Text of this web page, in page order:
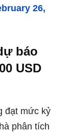
26,
báo
USD
đạt mức kỷ
phân tích